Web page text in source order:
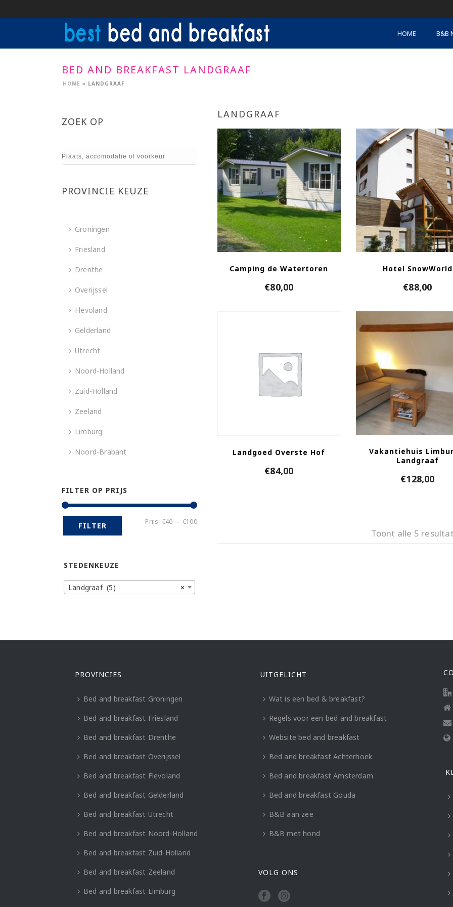
HOME B&B
BED AND BREAKFAST LANDGRAAF
HOME » LANDGRAAF
LANDGRAAF
Camping de Watertoren
€80,00
Hotel SnowWorld
€88,00
Landgoed Overste Hof
€84,00
Vakantiehuis
Landgraaf
€128,00
Toont alle 5
ZOEK OP
PROVINCIE KEUZE
Groningen
Friesland
Drenthe
Overijssel
Flevoland
Gelderland
Utrecht
Noord-Holland
Zuid-Holland
Zeeland
Limburg
Noord-Brabant
FILTER OP PRIJS
Min.
Max.
FILTER Prijs: €40 — €100
STEDENKEUZE
×
Landgraaf (5)
PROVINCIES
Bed and breakfast Groningen
Bed and breakfast Friesland
Bed and breakfast Drenthe
Bed and breakfast Overijssel
Bed and breakfast Flevoland
Bed and breakfast Gelderland
Bed and breakfast Utrecht
Bed and breakfast Noord-Holland
Bed and breakfast Zuid-Holland
Bed and breakfast Zeeland
Bed and breakfast Limburg
UITGELICHT
Wat is een bed & breakfast?
Regels voor een bed and breakfast
Website bed and breakfast
Bed and breakfast Achterhoek
Bed and breakfast Amsterdam
Bed and breakfast Gouda
B&B aan zee
B&B met hond
VOLG ONS